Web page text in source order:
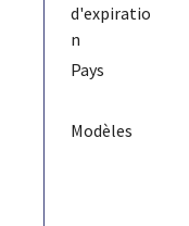
d'expiratio
n
Pays
Modèles